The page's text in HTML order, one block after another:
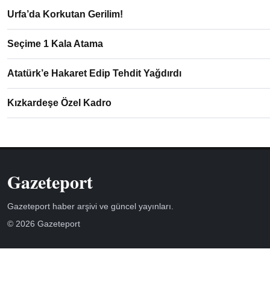
Urfa’da Korkutan Gerilim!
Seçime 1 Kala Atama
Atatürk’e Hakaret Edip Tehdit Yağdırdı
Kızkardeşe Özel Kadro
Gazeteport
Gazeteport haber arşivi ve güncel yayınları.
© 2026 Gazeteport